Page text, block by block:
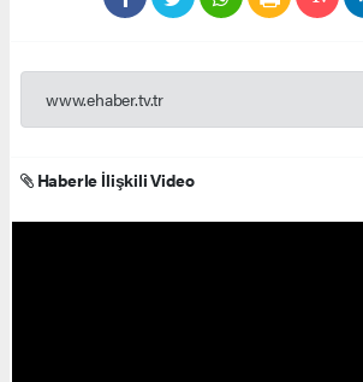
www.ehaber.tv.tr
Haberle İlişkili Video